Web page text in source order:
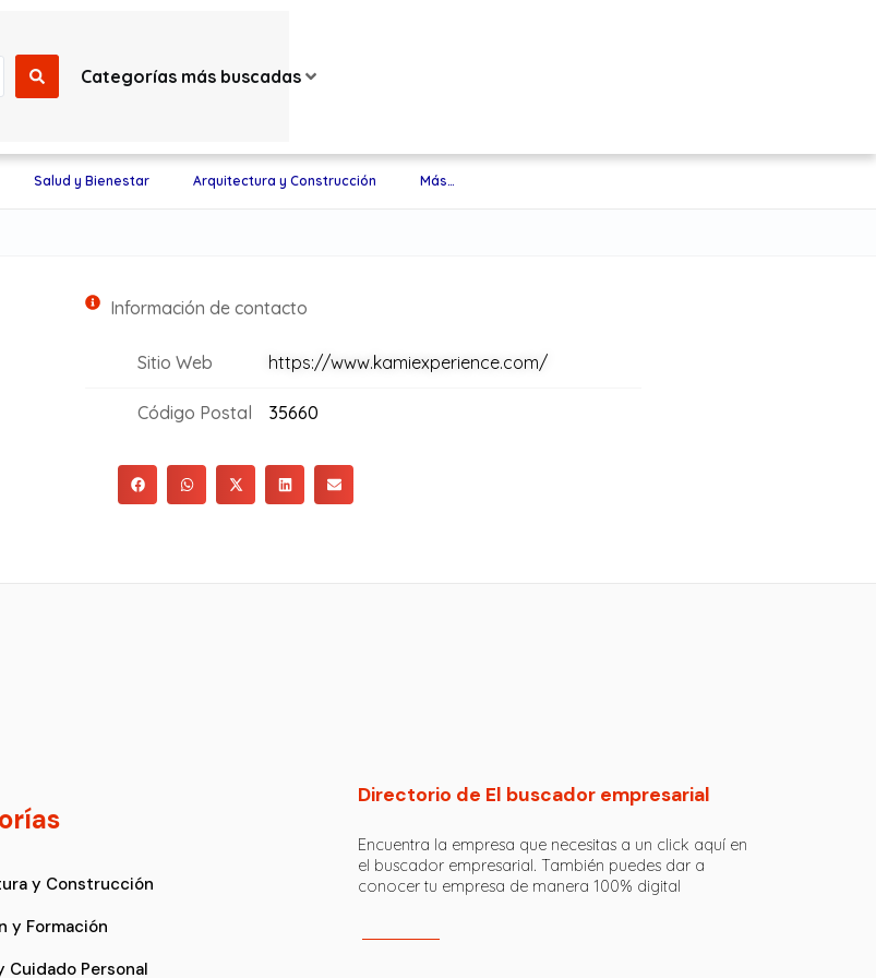
Categorías más buscadas
Salud y Bienestar Arquitectura y Construcción Más…
Información de contacto
Sitio Web https://www.kamiexperience.com/
Código Postal 35660
y Construcción
y Formación
Cuidado Personal
Directorio de El buscador empresarial
Encuentra la empresa que necesitas a un click aquí en
el buscador empresarial. También puedes dar a
conocer tu empresa de manera 100% digital